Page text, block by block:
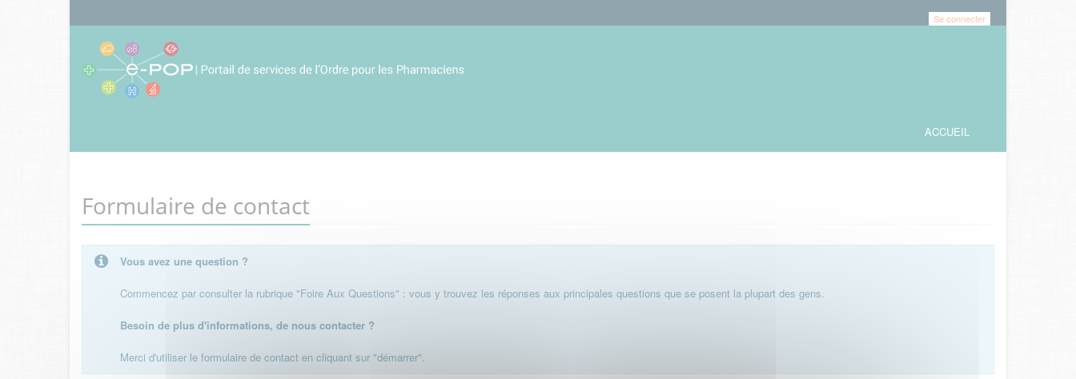
Se connecter
ACCUEIL
Formulaire de contact
Vous avez une question ?
Commencez par consulter la rubrique "Foire Aux Questions" : vous y trouvez les réponses aux principales questions que se posent la plupart des gens.
Besoin de plus d'informations, de nous contacter ?
Merci d'utiliser le formulaire de contact en cliquant sur "démarrer".